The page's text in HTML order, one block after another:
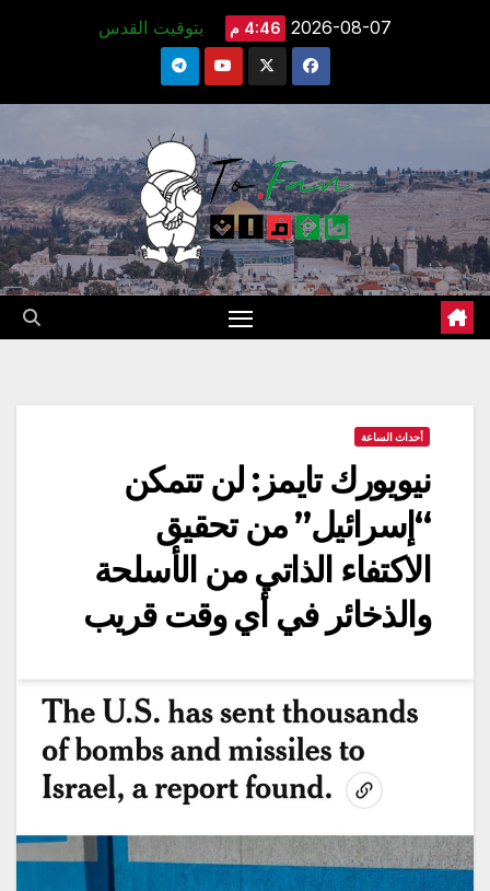
2026-08-07 4:46 م بتوقيت القدس
أحداث الساعة
نيويورك تايمز: لن تتمكن
“إسرائيل” من تحقيق
الاكتفاء الذاتي من الأسلحة
والذخائر في أي وقت قريب